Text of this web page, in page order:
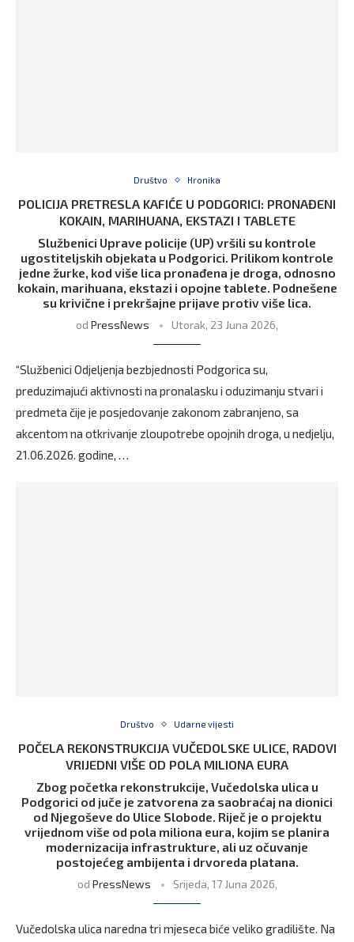
Društvo Hronika
POLICIJA PRETRESLA KAFIĆE U PODGORICI: PRONAĐENI
KOKAIN, MARIHUANA, EKSTAZI I TABLETE
Službenici Uprave policije (UP) vršili su kontrole
ugostiteljskih objekata u Podgorici. Prilikom kontrole
jedne žurke, kod više lica pronađena je droga, odnosno
kokain, marihuana, ekstazi i opojne tablete. Podnešene
su krivične i prekršajne prijave protiv više lica.
od PressNews Utorak, 23 Juna 2026,
“Službenici Odjeljenja bezbjednosti Podgorica su,
preduzimajući aktivnosti na pronalasku i oduzimanju stvari i
predmeta čije je posjedovanje zakonom zabranjeno, sa
akcentom na otkrivanje zloupotrebe opojnih droga, u nedjelju,
21.06.2026. godine, …
Društvo Udarne vijesti
POČELA REKONSTRUKCIJA VUČEDOLSKE ULICE, RADOVI
VRIJEDNI VIŠE OD POLA MILIONA EURA
Zbog početka rekonstrukcije, Vučedolska ulica u
Podgorici od juče je zatvorena za saobraćaj na dionici
od Njegoševe do Ulice Slobode. Riječ je o projektu
vrijednom više od pola miliona eura, kojim se planira
modernizacija infrastrukture, ali uz očuvanje
postojećeg ambijenta i drvoreda platana.
od PressNews Srijeda, 17 Juna 2026,
Vučedolska ulica naredna tri mjeseca biće veliko gradilište. Na